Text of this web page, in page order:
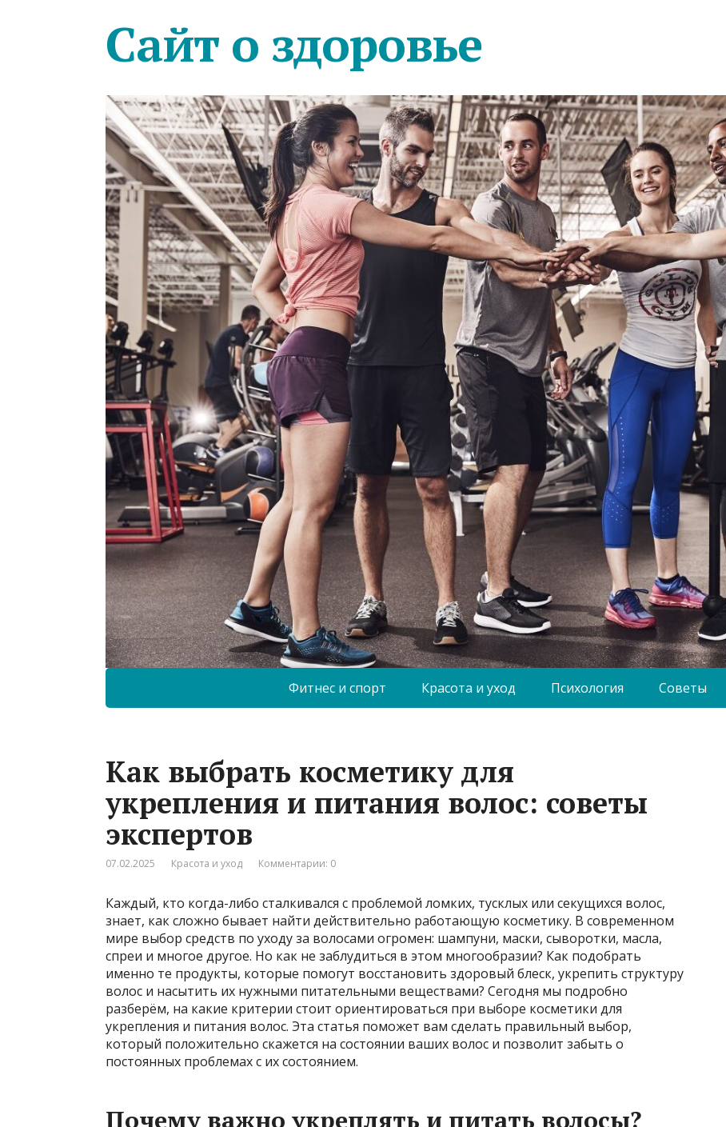
Сайт о здоровье
Фитнес и спорт Красота и уход Психология Советы
Как выбрать косметику для
укрепления и питания волос: советы
экспертов
07.02.2025 Красота и уход Комментарии: 0
Каждый, кто когда-либо сталкивался с проблемой ломких, тусклых или секущихся волос,
знает, как сложно бывает найти действительно работающую косметику. В современном
мире выбор средств по уходу за волосами огромен: шампуни, маски, сыворотки, масла,
спреи и многое другое. Но как не заблудиться в этом многообразии? Как подобрать
именно те продукты, которые помогут восстановить здоровый блеск, укрепить структуру
волос и насытить их нужными питательными веществами? Сегодня мы подробно
разберём, на какие критерии стоит ориентироваться при выборе косметики для
укрепления и питания волос. Эта статья поможет вам сделать правильный выбор,
который положительно скажется на состоянии ваших волос и позволит забыть о
постоянных проблемах с их состоянием.
Почему важно укреплять и питать волосы?